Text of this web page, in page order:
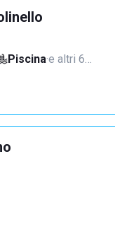
Piscina·e altri 6…